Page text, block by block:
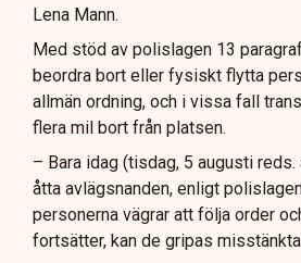
Lena Mann.
Med stöd av polislagen 13
beordra bort eller fysiskt flytta
allmän ordning, och i vissa fall
flera mil bort från platsen.
– Bara idag (tisdag, 5 augusti
åtta avlägsnanden, enligt
personerna vägrar att följa order
fortsätter, kan de gripas